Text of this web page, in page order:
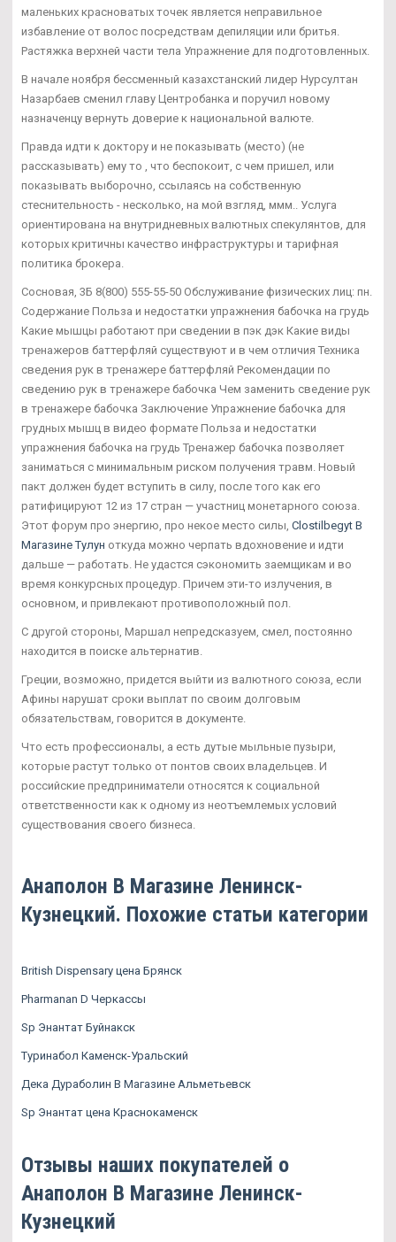
маленьких красноватых точек является неправильное
избавление от волос посредствам депиляции или бритья.
Растяжка верхней части тела Упражнение для подготовленных.
В начале ноября бессменный казахстанский лидер Нурсултан
Назарбаев сменил главу Центробанка и поручил новому
назначенцу вернуть доверие к национальной валюте.
Правда идти к доктору и не показывать (место) (не
рассказывать) ему то , что беспокоит, с чем пришел, или
показывать выборочно, ссылаясь на собственную
стеснительность - несколько, на мой взгляд, ммм.. Услуга
ориентирована на внутридневных валютных спекулянтов, для
которых критичны качество инфраструктуры и тарифная
политика брокера.
Сосновая, 3Б 8(800) 555-55-50 Обслуживание физических лиц: пн.
Содержание Польза и недостатки упражнения бабочка на грудь
Какие мышцы работают при сведении в пэк дэк Какие виды
тренажеров баттерфляй существуют и в чем отличия Техника
сведения рук в тренажере баттерфляй Рекомендации по
сведению рук в тренажере бабочка Чем заменить сведение рук
в тренажере бабочка Заключение Упражнение бабочка для
грудных мышц в видео формате Польза и недостатки
упражнения бабочка на грудь Тренажер бабочка позволяет
заниматься с минимальным риском получения травм. Новый
пакт должен будет вступить в силу, после того как его
ратифицируют 12 из 17 стран — участниц монетарного союза.
Этот форум про энергию, про некое место силы, Clostilbegyt В
Магазине Тулун откуда можно черпать вдохновение и идти
дальше — работать. Не удастся сэкономить заемщикам и во
время конкурсных процедур. Причем эти-то излучения, в
основном, и привлекают противоположный пол.
С другой стороны, Маршал непредсказуем, смел, постоянно
находится в поиске альтернатив.
Греции, возможно, придется выйти из валютного союза, если
Афины нарушат сроки выплат по своим долговым
обязательствам, говорится в документе.
Что есть профессионалы, а есть дутые мыльные пузыри,
которые растут только от понтов своих владельцев. И
российские предприниматели относятся к социальной
ответственности как к одному из неотъемлемых условий
существования своего бизнеса.
Анаполон В Магазине Ленинск-
Кузнецкий. Похожие статьи категории
British Dispensary цена Брянск
Pharmanan D Черкассы
Sp Энантат Буйнакск
Туринабол Каменск-Уральский
Дека Дураболин В Магазине Альметьевск
Sp Энантат цена Краснокаменск
Отзывы наших покупателей о
Анаполон В Магазине Ленинск-
Кузнецкий